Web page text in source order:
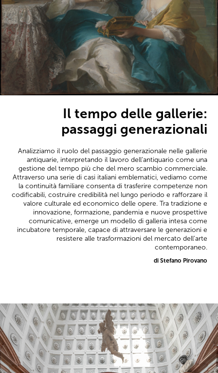
Il tempo delle gallerie:
passaggi generazionali
Analizziamo il ruolo del passaggio generazionale nelle gallerie
antiquarie, interpretando il lavoro dell’antiquario come una
gestione del tempo più che del mero scambio commerciale.
Attraverso una serie di casi italiani emblematici, vediamo come
la continuità familiare consenta di trasferire competenze non
codificabili, costruire credibilità nel lungo periodo e rafforzare il
valore culturale ed economico delle opere. Tra tradizione e
innovazione, formazione, pandemia e nuove prospettive
comunicative, emerge un modello di galleria intesa come
incubatore temporale, capace di attraversare le generazioni e
resistere alle trasformazioni del mercato dell’arte
contemporaneo.
di Stefano Pirovano